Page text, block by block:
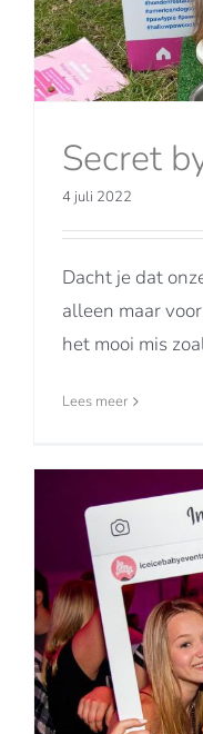
Secret
4 juli 2022
Dacht je dat
alleen maar
het mooi mis
Lees meer